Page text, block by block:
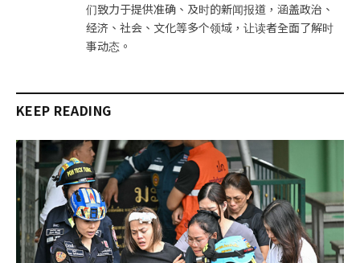
们致力于提供准确、及时的新闻报道，涵盖政治、
经济、社会、文化等多个领域，让读者全面了解时
事动态。
KEEP READING